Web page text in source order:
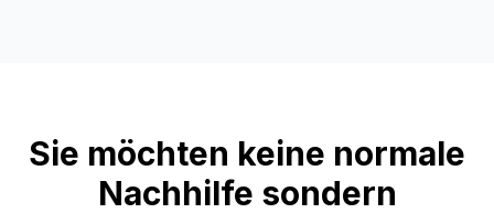
Sie möchten keine normale
Nachhilfe sondern